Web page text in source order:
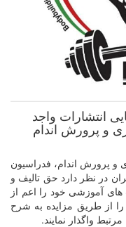
انتشارات واجد
و پرورش اندام
پرورش اندام، فدراسیون
در نظر دارد حق تالیف و
آموزشی خود را اعم از
از طریق مزایده به شرح
واگذار نمایند.